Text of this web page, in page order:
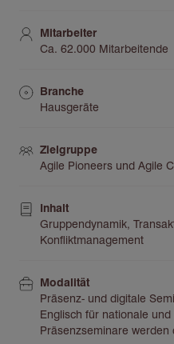
Mitarbeiter
Ca. 62.000 Mitarbeitende
Branche
Hausgeräte
Zielgruppe
Agile Pioneers und Agile
Inhalt
Gruppendynamik,
Konfliktmanagement
Modalität
Präsenz- und digitale
Englisch für nationale
Präsenzseminare werden